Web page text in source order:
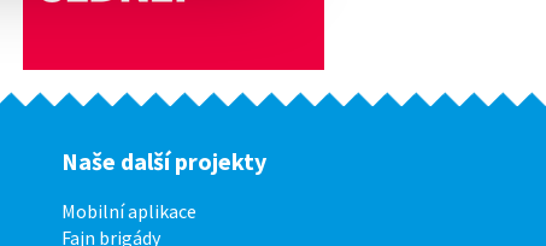
Naše další projekty
Mobilní aplikace
Fajn brigády